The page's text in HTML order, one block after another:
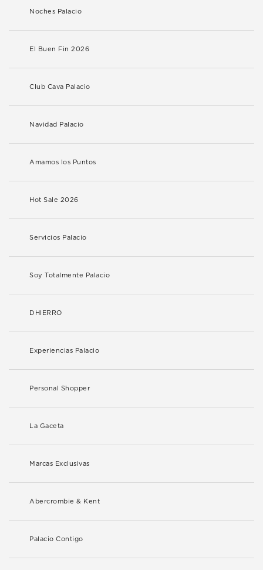
Noches Palacio
El Buen Fin 2026
Club Cava Palacio
Navidad Palacio
Amamos los Puntos
Hot Sale 2026
Servicios Palacio
Soy Totalmente Palacio
DHIERRO
Experiencias Palacio
Personal Shopper
La Gaceta
Marcas Exclusivas
Abercrombie & Kent
Palacio Contigo